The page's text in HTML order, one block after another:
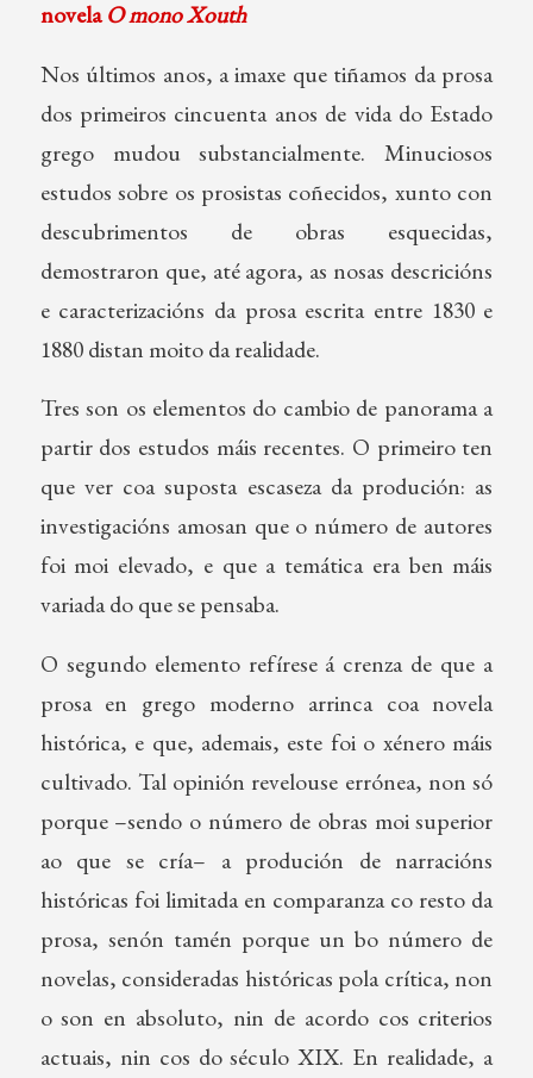
novelaO mono Xouth
Nos últimos anos, a imaxe que tiñamos da prosa
dos primeiros cincuenta anos de vida do Estado
grego mudou substancialmente. Minuciosos
estudos sobre os prosistas coñecidos, xunto con
descubrimentos de obras esquecidas,
demostraron que, até agora, as nosas descricións
e caracterizacións da prosa escrita entre 1830 e
1880 distan moito da realidade.
Tres son os elementos do cambio de panorama a
partir dos estudos máis recentes. O primeiro ten
que ver coa suposta escaseza da produción: as
investigacións amosan que o número de autores
foi moi elevado, e que a temática era ben máis
variada do que se pensaba.
O segundo elemento refírese á crenza de que a
prosa en grego moderno arrinca coa novela
histórica, e que, ademais, este foi o xénero máis
cultivado. Tal opinión revelouse errónea, non só
porque –sendo o número de obras moi superior
ao que se cría– a produción de narracións
históricas foi limitada en comparanza co resto da
prosa, senón tamén porque un bo número de
novelas, consideradas históricas pola crítica, non
o son en absoluto, nin de acordo cos criterios
actuais, nin cos do século XIX. En realidade, a